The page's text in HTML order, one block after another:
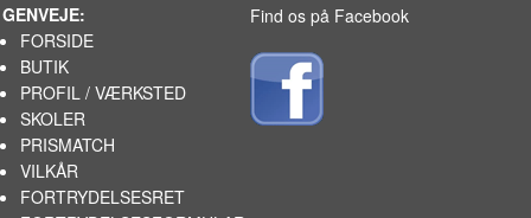
GENVEJE:
FORSIDE
BUTIK
PROFIL / VÆRKSTED
SKOLER
PRISMATCH
VILKÅR
FORTRYDELSESRET
Find os på Facebook